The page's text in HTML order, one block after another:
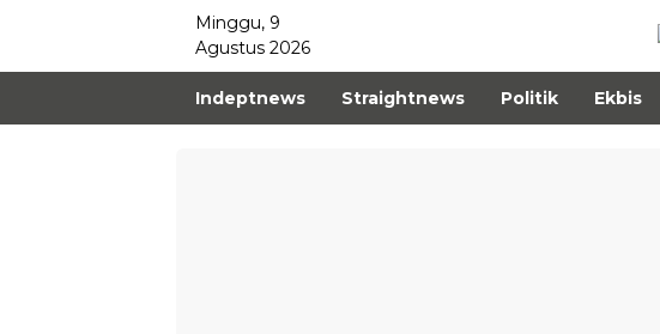
Minggu, 9
Agustus 2026
Indeptnews Straightnews Politik Ekbis